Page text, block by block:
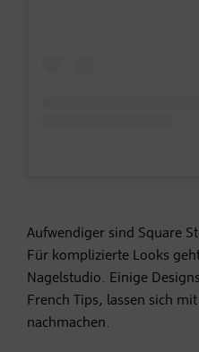
Aufwendiger sind Square
Für komplizierte Looks
Nagelstudio. Einige
French Tips, lassen sich
nachmachen.